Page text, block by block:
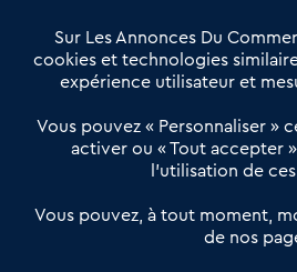
Offres Pro
Actualités
Qui sommes nous ?
Derniers articles
Réseau 3C : un partenaire national
Petitscommerces : Un partenariat au
proximité et des territoires
Sur Les Annonces Du
cookies et technologies
expérience utilisateur et
Vous pouvez « Personnaliser »
activer ou « Tout accepter
l’utilisation de
Vous pouvez, à tout moment,
de nos